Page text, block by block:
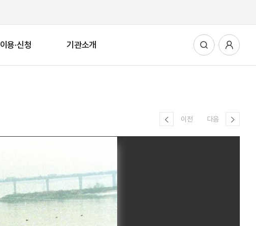
이용·신청 기관소개 사용자메뉴
이전 다음